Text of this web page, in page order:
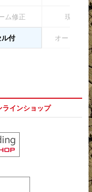
ム修正 現状販売
ル付 オートマチ
ラインショップ